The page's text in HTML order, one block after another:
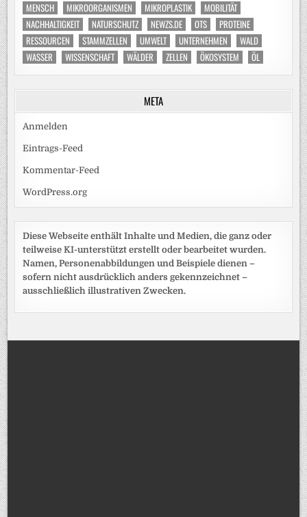
MENSCH
MIKROORGANISMEN MIKROPLASTIK
MOBILITÄT
NACHHALTIGKEIT
NATURSCHUTZ NEWZS.DE OTS
PROTEINE
RESSOURCEN
STAMMZELLEN UMWELT UNTERNEHMEN
WALD
WASSER
WISSENSCHAFT WÄLDER ZELLEN ÖKOSYSTEM ÖL
META
Anmelden
Eintrags-Feed
Kommentar-Feed
WordPress.org
Diese Webseite enthält Inhalte und Medien, die ganz oder
teilweise KI-unterstützt erstellt oder bearbeitet wurden.
Namen, Personenabbildungen und Beispiele dienen –
sofern nicht ausdrücklich anders gekennzeichnet –
ausschließlich illustrativen Zwecken.